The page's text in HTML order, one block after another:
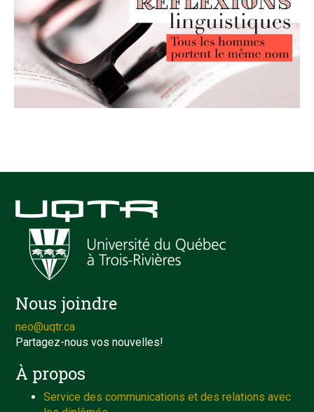
Nous joindre
neo@uqtr.ca
Partagez-nous vos nouvelles!
À propos
Service des communications et des relations avec